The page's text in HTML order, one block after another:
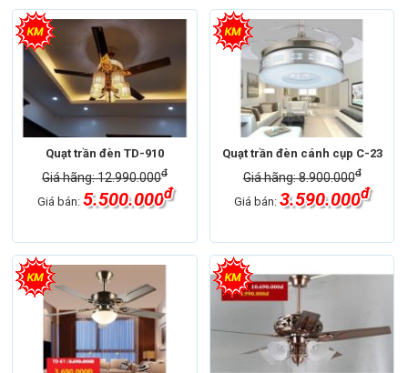
Quạt trần đèn TD-910
Giá hãng: 12.990.000đ
Giá bán: 5.500.000đ
Quạt trần đèn cánh cụp C-23
Giá hãng: 8.900.000đ
Giá bán:3.590.000đ